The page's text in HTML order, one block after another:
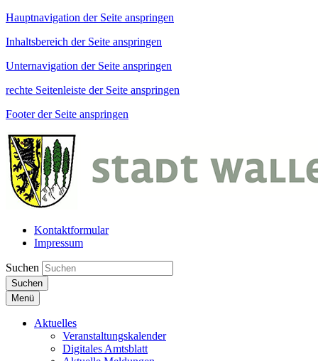
Hauptnavigation der Seite anspringen
Inhaltsbereich der Seite anspringen
Unternavigation der Seite anspringen
rechte Seitenleiste der Seite anspringen
Footer der Seite anspringen
Kontaktformular
Impressum
Suchen
Suchen
Menü
Aktuelles
Veranstaltungskalender
Digitales Amtsblatt